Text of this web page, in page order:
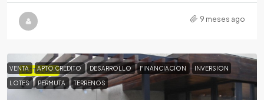
9 meses ago
DESTACADA
VENTA APTO CREDITO DESARROLLO FINANCIACION INVERSION
LOTES PERMUTA TERRENOS